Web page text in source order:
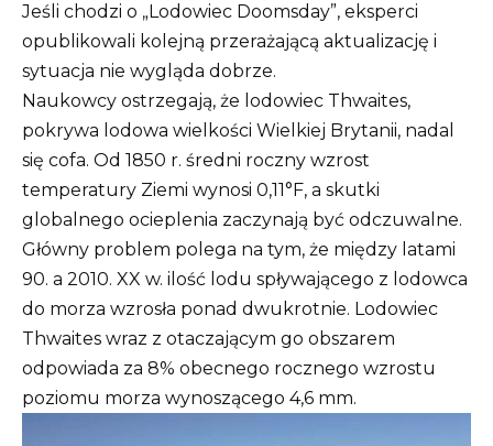
Jeśli chodzi o „Lodowiec Doomsday”, eksperci
opublikowali kolejną przerażającą aktualizację i
sytuacja nie wygląda dobrze.
Naukowcy ostrzegają, że lodowiec Thwaites,
pokrywa lodowa wielkości Wielkiej Brytanii, nadal
się cofa. Od 1850 r. średni roczny wzrost
temperatury Ziemi wynosi 0,11°F, a skutki
globalnego ocieplenia zaczynają być odczuwalne.
Główny problem polega na tym, że między latami
90. a 2010. XX w. ilość lodu spływającego z lodowca
do morza wzrosła ponad dwukrotnie. Lodowiec
Thwaites wraz z otaczającym go obszarem
odpowiada za 8% obecnego rocznego wzrostu
poziomu morza wynoszącego 4,6 mm.